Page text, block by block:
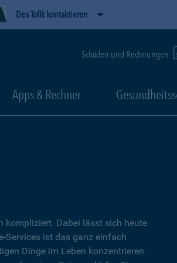
Dea Tofik kontaktieren
Schäden und Rechnungen
Apps & Rechner
kompliziert. Dabei lässt sich heute
Services ist das ganz einfach
Dinge im Leben konzentrieren.